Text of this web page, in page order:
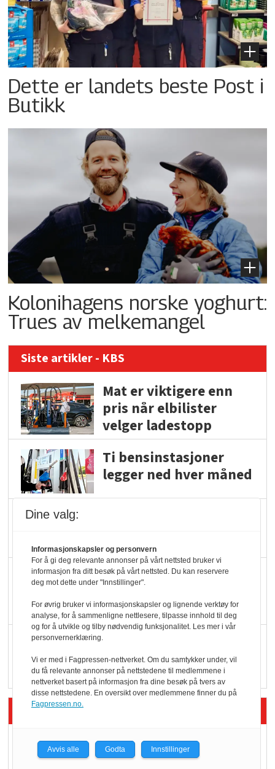
Dette er landets beste Post i
Butikk
Kolonihagens norske yoghurt:
Trues av melkemangel
Siste artikler - KBS
Mat er viktigere enn
pris når elbilister
velger ladestopp
Ti bensinstasjoner
legger ned hver måned
KBS-bransjen i
endring: Stadig større
serveringstilbud
Vokser med ferdigmat
i dagligvare
Siste artikler - Butikk i praksis
Rema-flaggskip
dundrer videre
Dine valg:
Informasjonskapsler og personvern
For å gi deg relevante annonser på vårt nettsted bruker vi
informasjon fra ditt besøk på vårt nettsted. Du kan reservere
deg mot dette under "Innstillinger".
For øvrig bruker vi informasjonskapsler og lignende verktøy for
analyse, for å sammenligne nettlesere, tilpasse innhold til deg
og for å utvikle og tilby nødvendig funksjonalitet. Les mer i vår
personvernerklæring.
Vi er med i Fagpressen-nettverket. Om du samtykker under, vil
du få relevante annonser på nettstedene til medlemmene i
nettverket basert på informasjon fra dine besøk på tvers av
disse nettstedene. En oversikt over medlemmene finner du på
Fagpressen.no.
Avvis alle Godta Innstillinger